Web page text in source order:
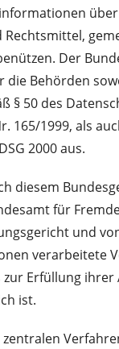
Der
die Behörden
§ 50 des
165/1999, als
2000 aus.
diesem
für
und
verarbeitete
Erfüllung ihrer
ist.